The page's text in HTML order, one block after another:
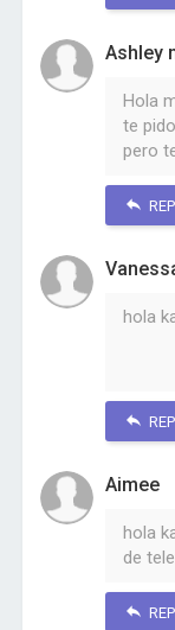
Ashley
Hola
te
pero
hola
Aimee
hola
de